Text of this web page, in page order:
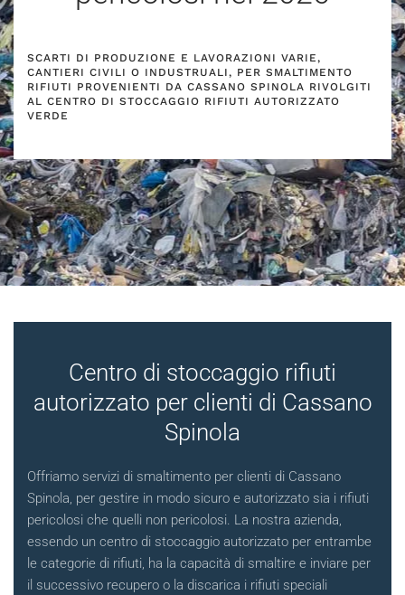
SCARTI DI PRODUZIONE E LAVORAZIONI VARIE,
CANTIERI CIVILI O INDUSTRUALI, PER SMALTIMENTO
RIFIUTI PROVENIENTI DA CASSANO SPINOLA RIVOLGITI
AL CENTRO DI STOCCAGGIO RIFIUTI AUTORIZZATO
VERDE
Centro di stoccaggio rifiuti
autorizzato per clienti di Cassano
Spinola
Offriamo servizi di smaltimento per clienti di Cassano
Spinola, per gestire in modo sicuro e autorizzato sia i rifiuti
pericolosi che quelli non pericolosi. La nostra azienda,
essendo un centro di stoccaggio autorizzato per entrambe
le categorie di rifiuti, ha la capacità di smaltire e inviare per
il successivo recupero o la discarica i rifiuti speciali